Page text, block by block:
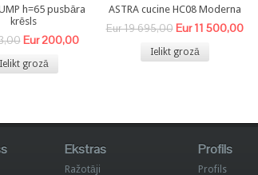
h=65 pusbāra
krēsls
Eur 200,00
Ielikt grozā
ASTRA cucine HC08 Moderna
Eur 19 695,00 Eur 11 500,00
Ielikt grozā
Ekstras
Ražotāji
Profils
Profils